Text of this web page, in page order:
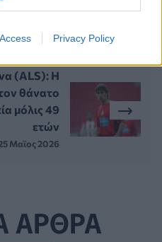
Privacy Policy
(ALS): H
θάνατο
μόλις 49
ετών
Μαϊος 2026
ΑΡΘΡΑ